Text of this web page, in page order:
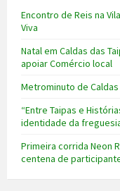
Encontro de Reis na
Viva
Natal em Caldas das
apoiar Comércio local
Metrominuto de Caldas
“Entre Taipas e
identidade da
Primeira corrida Neon
centena de